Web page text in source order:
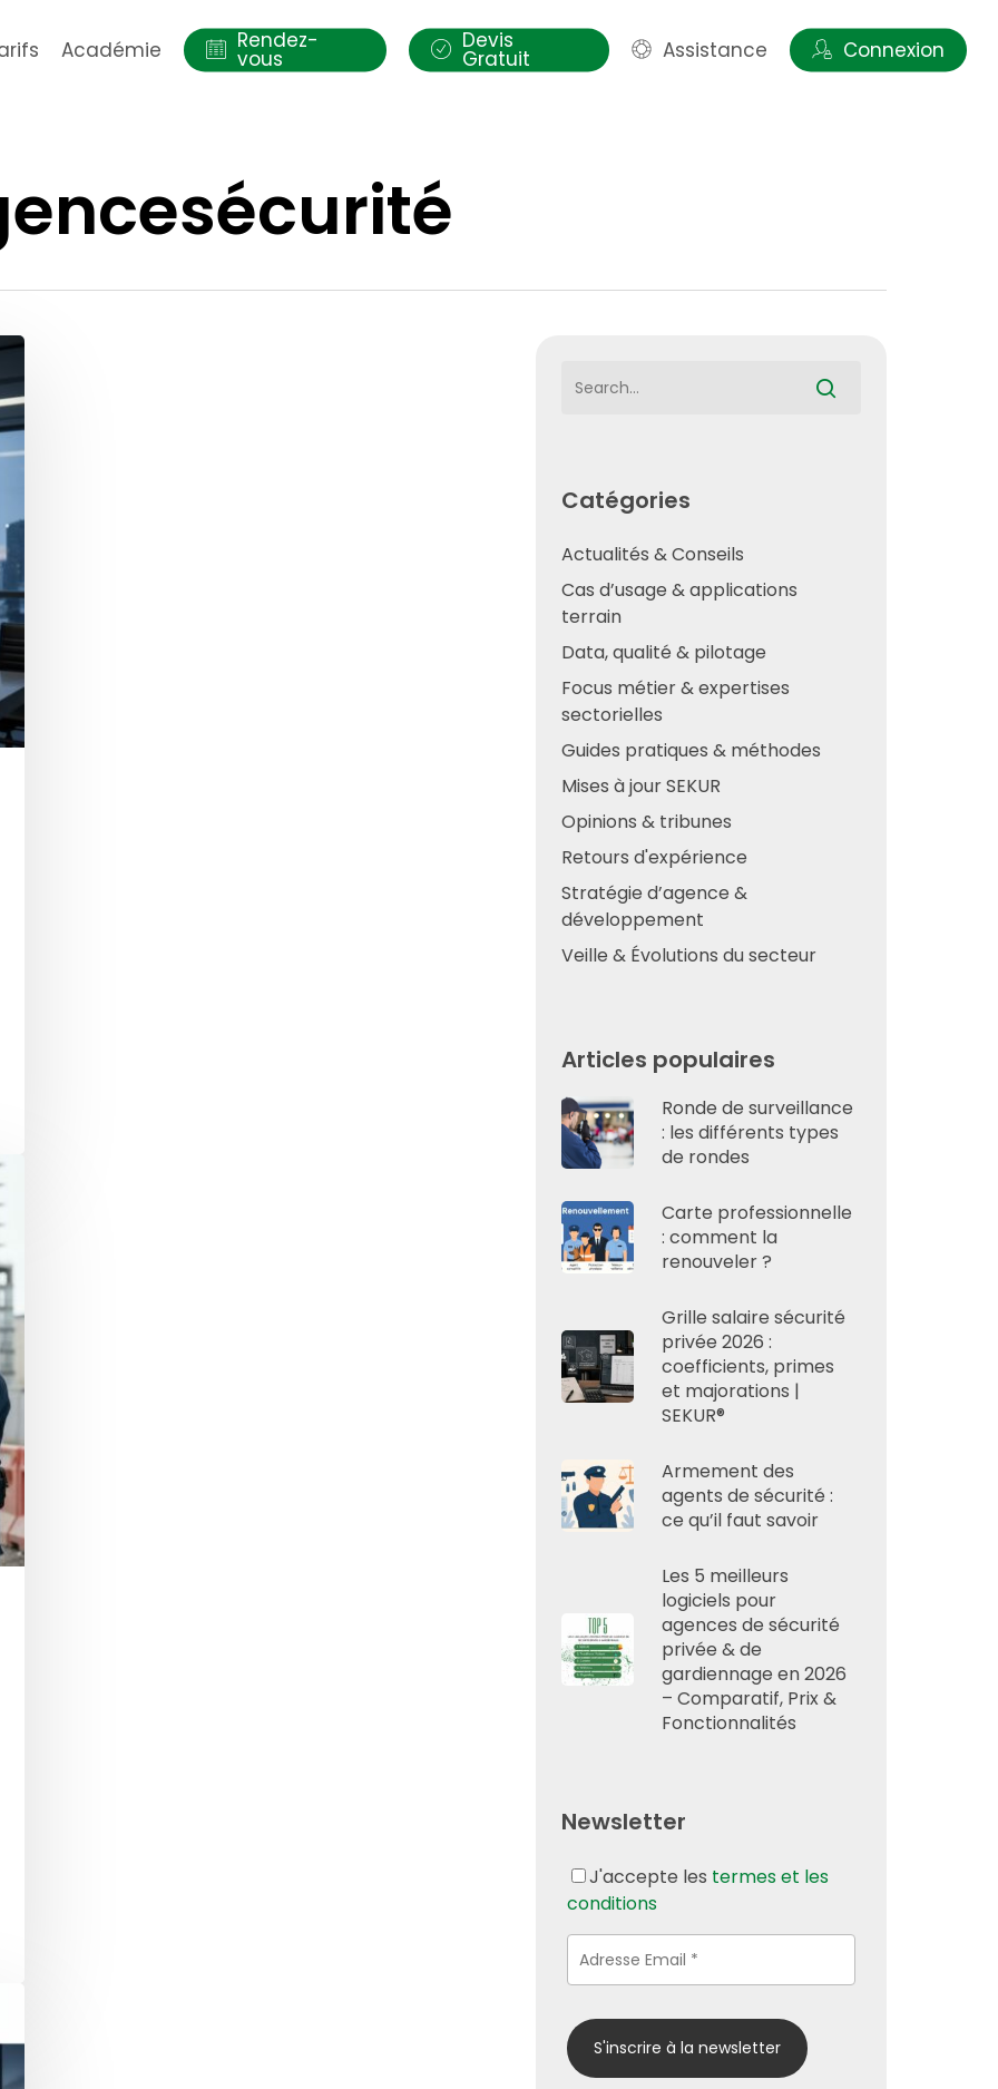
Académie Rendez-
vous
Devis
Gratuit Assistance Connexion
Catégories
Actualités & Conseils
Cas d’usage & applications
terrain
Data, qualité & pilotage
Focus métier & expertises
sectorielles
Guides pratiques & méthodes
Mises à jour SEKUR
Opinions & tribunes
Retours d'expérience
Stratégie d’agence &
développement
Veille & Évolutions du secteur
Articles populaires
Ronde de surveillance
: les différents types
de rondes
Carte professionnelle
: comment la
renouveler ?
Grille salaire sécurité
privée 2026 :
coefficients, primes
et majorations |
SEKUR®
Armement des
agents de sécurité :
ce qu’il faut savoir
Les 5 meilleurs
logiciels pour
agences de sécurité
privée & de
gardiennage en 2026
– Comparatif, Prix &
Fonctionnalités
Newsletter
J'accepte les termes et les
conditions